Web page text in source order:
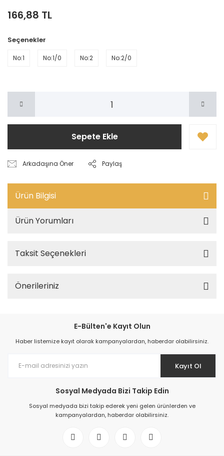
166,88 TL
Seçenekler
No:1 No:1/0 No:2 No:2/0
Sepete Ekle
Arkadaşına Öner Paylaş
Ürün Bilgisi
Ürün Yorumları
Taksit Seçenekleri
Önerileriniz
E-Bülten'e Kayıt Olun
Haber listemize kayıt olarak kampanyalardan, haberdar olabilirsiniz.
Kayıt Ol
Sosyal Medyada Bizi Takip Edin
Sosyal medyada bizi takip ederek yeni gelen ürünlerden ve
kampanyalardan, haberdar olabilirsiniz.